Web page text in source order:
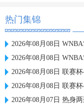
热门集锦
2026年08月08日 WNBA常
2026年08月08日 WNBA常
2026年08月08日 联赛杯-
2026年08月08日 联赛杯
2026年08月07日 热身两连